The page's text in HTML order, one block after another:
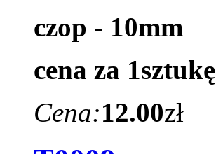
czop - 10mm
cena za 1sztukę
Cena:12.00zł